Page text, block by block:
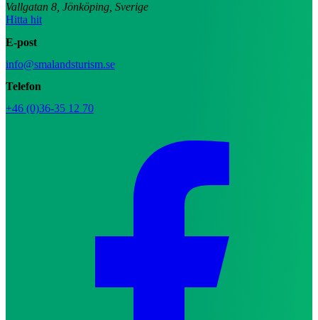
Vallgatan 8, Jönköping, Sverige
Hitta hit
E-post
info@smalandsturism.se
Telefon
+46 (0)36-35 12 70